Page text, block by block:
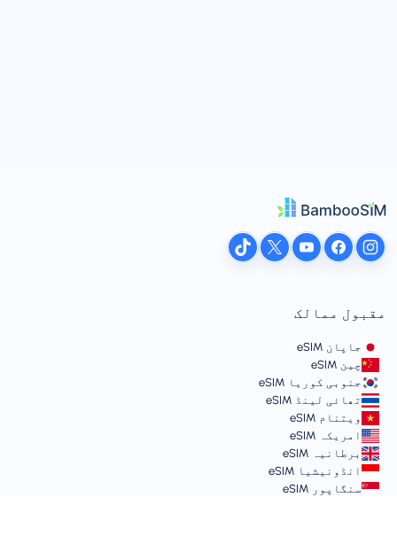
مقبول ممالک
جاپان eSIM
چین eSIM
جنوبی کوریا eSIM
تھائی لینڈ eSIM
ویتنام eSIM
امریکہ eSIM
برطانیہ eSIM
انڈونیشیا eSIM
سنگاپور eSIM